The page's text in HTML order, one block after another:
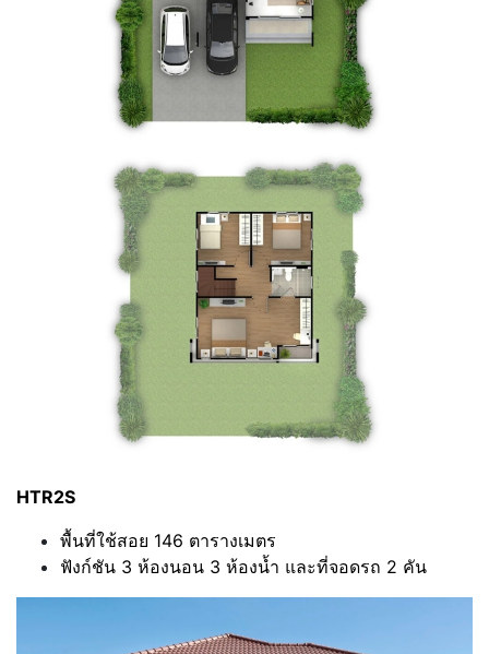
HTR2S
พื้นที่ใช้สอย 146 ตารางเมตร
ฟังก์ชัน 3 ห้องนอน 3 ห้องน้ำ และที่จอดรถ 2 คัน